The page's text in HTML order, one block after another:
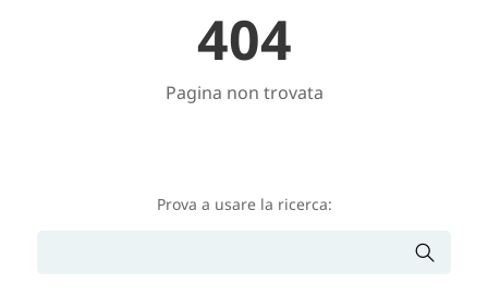
404
Pagina non trovata
Prova a usare la ricerca: